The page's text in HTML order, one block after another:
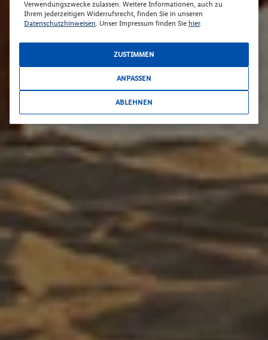
Verwendungszwecke zulassen. Weitere Informationen, auch zu
Ihrem jederzeitigen Widerrufsrecht, finden Sie in unseren
Datenschutzhinweisen. Unser Impressum finden Sie hier.
ZUSTIMMEN
ANPASSEN
ABLEHNEN